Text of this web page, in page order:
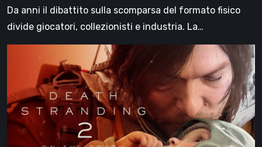
Da anni il dibattito sulla scomparsa del formato fisico
divide giocatori, collezionisti e industria. La…
Stranding
On
the
Beach,